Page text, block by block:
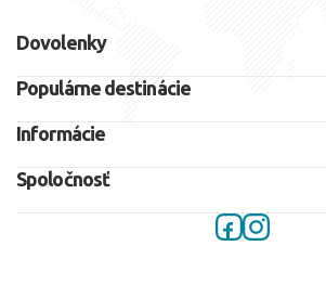
Dovolenky
Populárne destinácie
Informácie
Spoločnosť